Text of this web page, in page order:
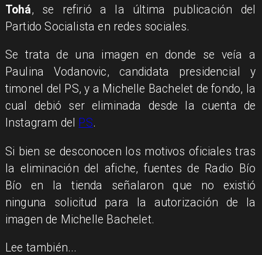
Tohá, se refirió a la última publicación del
Partido Socialista en redes sociales.
Se trata de una imagen en donde se veía a
Paulina Vodanovic, candidata presidencial y
timonel del PS, y a Michelle Bachelet de fondo, la
cual debió ser eliminada desde la cuenta de
Instagram del
PS.
Si bien se desconocen los motivos oficiales tras
la eliminación del afiche, fuentes de Radio Bío
Bío en la tienda señalaron que no existió
ninguna solicitud para la autorización de la
imagen de Michelle Bachelet.
Lee también...